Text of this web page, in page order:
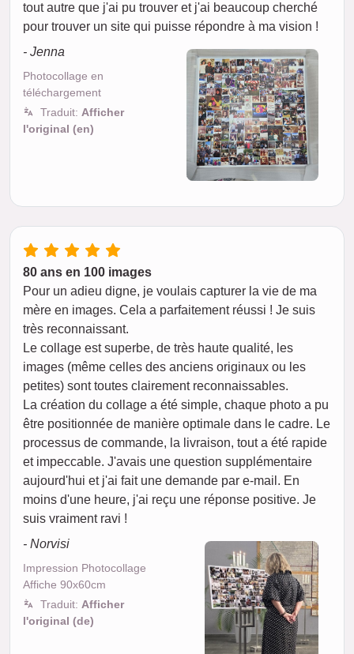
tout autre que j'ai pu trouver et j'ai beaucoup cherché
pour trouver un site qui puisse répondre à ma vision !
- Jenna
Photocollage en
téléchargement
Traduit: Afficher
l'original (en)
80 ans en 100 images
Pour un adieu digne, je voulais capturer la vie de ma
mère en images. Cela a parfaitement réussi ! Je suis
très reconnaissant.
Le collage est superbe, de très haute qualité, les
images (même celles des anciens originaux ou les
petites) sont toutes clairement reconnaissables.
La création du collage a été simple, chaque photo a pu
être positionnée de manière optimale dans le cadre. Le
processus de commande, la livraison, tout a été rapide
et impeccable. J'avais une question supplémentaire
aujourd'hui et j'ai fait une demande par e-mail. En
moins d'une heure, j'ai reçu une réponse positive. Je
suis vraiment ravi !
- Norvisi
Impression Photocollage
Affiche 90x60cm
Traduit: Afficher
l'original (de)